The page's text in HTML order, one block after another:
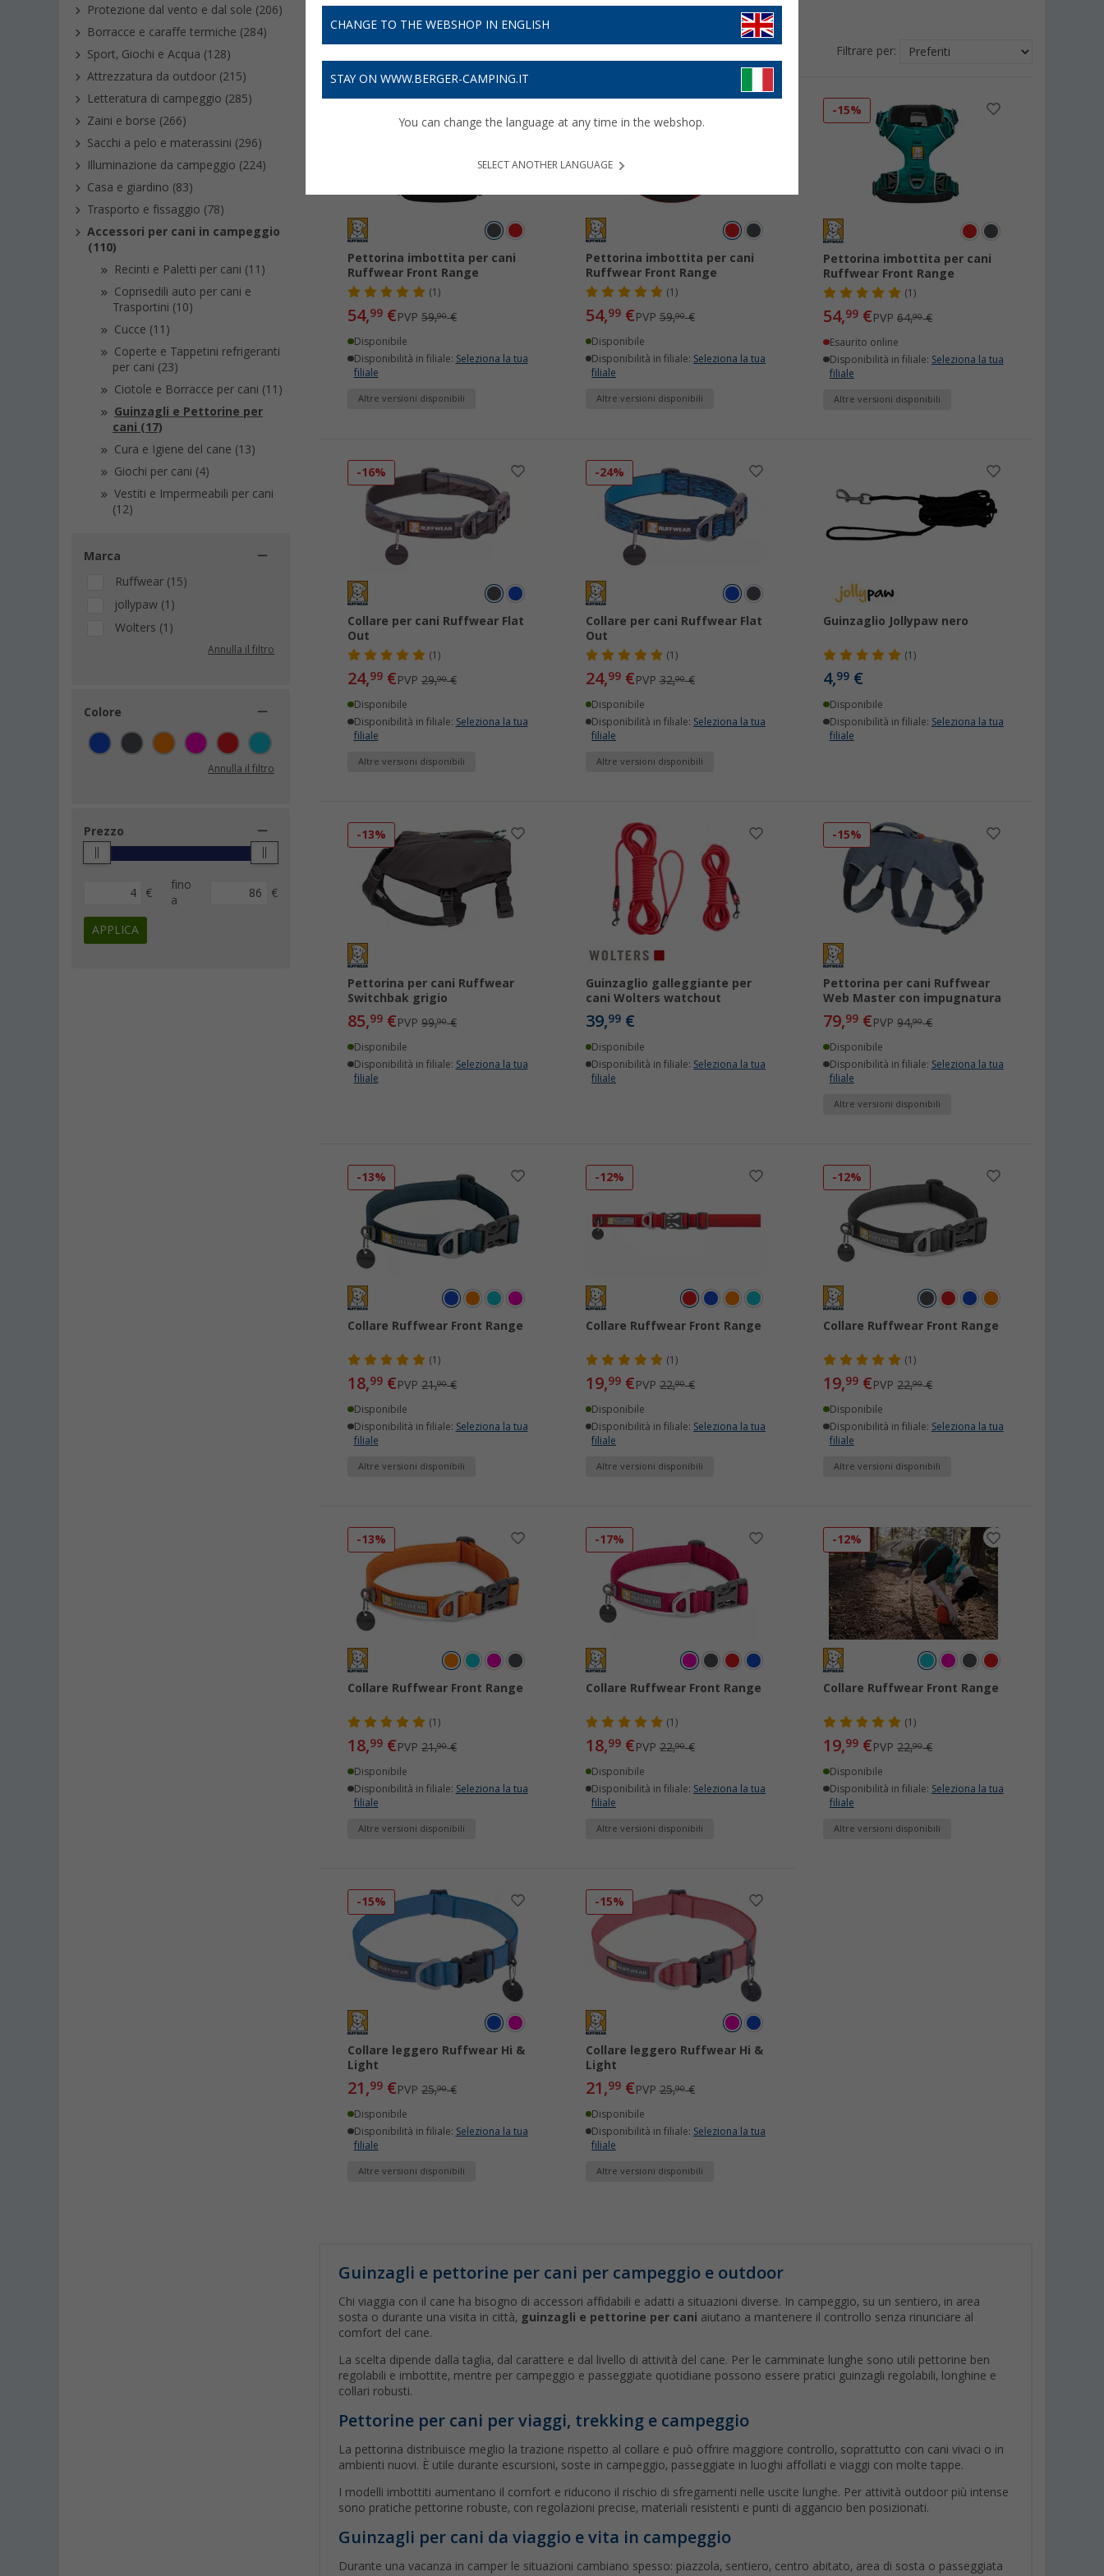
Protezione dal vento e dal sole (206)
Borracce e caraffe termiche (284)
Sport, Giochi e Acqua (128)
Attrezzatura da outdoor (215)
Letteratura di campeggio (285)
Zaini e borse (266)
Sacchi a pelo e materassini (296)
Illuminazione da campeggio (224)
Casa e giardino (83)
Trasporto e fissaggio (78)
Accessori per cani in campeggio
(110)
Recinti e Paletti per cani (11)
Coprisedili auto per cani e
Trasportini (10)
Cucce (11)
Coperte e Tappetini refrigeranti
per cani (23)
Ciotole e Borracce per cani (11)
Guinzagli e Pettorine per
cani (17)
Cura e Igiene del cane (13)
Giochi per cani (4)
Vestiti e Impermeabili per cani
(12)
Marca
Ruffwear (15)
jollypaw (1)
Wolters (1)
Annulla il filtro
Colore
Annulla il filtro
Prezzo
€
fino
a
€
APPLICA
quotidiano.Per saperne di più suGuinzagli e Pettorine per cani...
Filtrare per:
Pettorina imbottita per cani
Ruffwear Front Range
(1)
54,99 €PVP59,90€
Disponibile
Disponibilità in filiale: Seleziona la tua
filiale
Altre versioni disponibili
Pettorina imbottita per cani
Ruffwear Front Range
(1)
54,99€PVP59,90€
Disponibile
Disponibilità in filiale: Seleziona la tua
filiale
Altre versioni disponibili
-15%
Pettorina imbottita per cani
Ruffwear Front Range
(1)
54,99 €PVP64,90€
Esaurito online
Disponibilità in filiale: Seleziona la tua
filiale
Altre versioni disponibili
-16%
Collare per cani Ruffwear Flat
Out
(1)
24,99 €PVP29,90€
Disponibile
Disponibilità in filiale: Seleziona la tua
filiale
Altre versioni disponibili
-24%
Collare per cani Ruffwear Flat
Out
(1)
24,99€PVP32,90€
Disponibile
Disponibilità in filiale: Seleziona la tua
filiale
Altre versioni disponibili
Guinzaglio Jollypaw nero
(1)
4,99 €
Disponibile
Disponibilità in filiale: Seleziona la tua
filiale
-13%
Pettorina per cani Ruffwear
Switchbak grigio
85,99 €PVP99,90€
Disponibile
Disponibilità in filiale: Seleziona la tua
filiale
Guinzaglio galleggiante per
cani Wolters watchout
39,99€
Disponibile
Disponibilità in filiale: Seleziona la tua
filiale
-15%
Pettorina per cani Ruffwear
Web Master con impugnatura
79,99 €PVP94,90€
Disponibile
Disponibilità in filiale: Seleziona la tua
filiale
Altre versioni disponibili
-13%
Collare Ruffwear Front Range
(1)
18,99 €PVP21,90€
Disponibile
Disponibilità in filiale: Seleziona la tua
filiale
Altre versioni disponibili
-12%
Collare Ruffwear Front Range
(1)
19,99€PVP22,90€
Disponibile
Disponibilità in filiale: Seleziona la tua
filiale
Altre versioni disponibili
-12%
Collare Ruffwear Front Range
(1)
19,99 €PVP22,90€
Disponibile
Disponibilità in filiale: Seleziona la tua
filiale
Altre versioni disponibili
-13%
Collare Ruffwear Front Range
(1)
18,99 €PVP21,90€
Disponibile
Disponibilità in filiale: Seleziona la tua
filiale
Altre versioni disponibili
-17%
Collare Ruffwear Front Range
(1)
18,99€PVP22,90€
Disponibile
Disponibilità in filiale: Seleziona la tua
filiale
Altre versioni disponibili
-12%
Collare Ruffwear Front Range
(1)
19,99 €PVP22,90€
Disponibile
Disponibilità in filiale: Seleziona la tua
filiale
Altre versioni disponibili
-15%
Collare leggero Ruffwear Hi &
Light
21,99 €PVP25,90€
Disponibile
Disponibilità in filiale: Seleziona la tua
filiale
Altre versioni disponibili
-15%
Collare leggero Ruffwear Hi &
Light
21,99€PVP25,90€
Disponibile
Disponibilità in filiale: Seleziona la tua
filiale
Altre versioni disponibili
Guinzagli e pettorine per cani per campeggio e outdoor
Chi viaggia con il cane ha bisogno di accessori affidabili e adatti a situazioni diverse. In campeggio, su un sentiero, in area
sosta o durante una visita in città, guinzagli e pettorine per cani aiutano a mantenere il controllo senza rinunciare al
comfort del cane.
La scelta dipende dalla taglia, dal carattere e dal livello di attività del cane. Per le camminate lunghe sono utili pettorine ben
regolabili e imbottite, mentre per campeggio e passeggiate quotidiane possono essere pratici guinzagli regolabili, longhine e
collari robusti.
Pettorine per cani per viaggi, trekking e campeggio
La pettorina distribuisce meglio la trazione rispetto al collare e può offrire maggiore controllo, soprattutto con cani vivaci o in
ambienti nuovi. È utile durante escursioni, soste in campeggio, passeggiate in luoghi affollati e viaggi con molte tappe.
I modelli imbottiti aumentano il comfort e riducono il rischio di sfregamenti nelle uscite lunghe. Per attività outdoor più intense
sono pratiche pettorine robuste, con regolazioni precise, materiali resistenti e punti di aggancio ben posizionati.
Guinzagli per cani da viaggio e vita in campeggio
Durante una vacanza in camper le situazioni cambiano spesso: piazzola, sentiero, centro abitato, area di sosta o passeggiata
CHANGE TO THE WEBSHOP IN ENGLISH
STAY ON WWW.BERGER-CAMPING.IT
You can change the language at any time in the webshop.
SELECT ANOTHER LANGUAGE